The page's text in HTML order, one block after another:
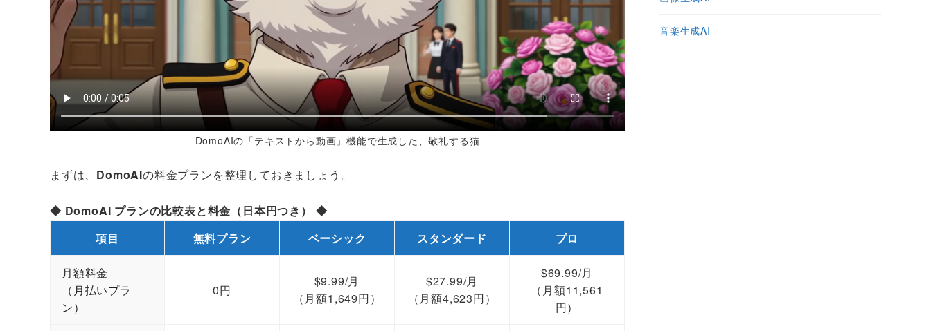
DomoAIの「テキストから動画」機能で生成した、敬礼する猫
まずは、 DomoAIの料金プランを整理しておきましょう。
◆ DomoAI プランの比較表と料金（日本円つき） ◆
項目
無料プラン ベーシック スタンダード プロ
月額料金
（月払いプラ
ン）
0円
$9.99/月
（月額1,649円）
$27.99/月
（月額4,623円）
$69.99/月
（月額11,561
円）
音楽生成AI